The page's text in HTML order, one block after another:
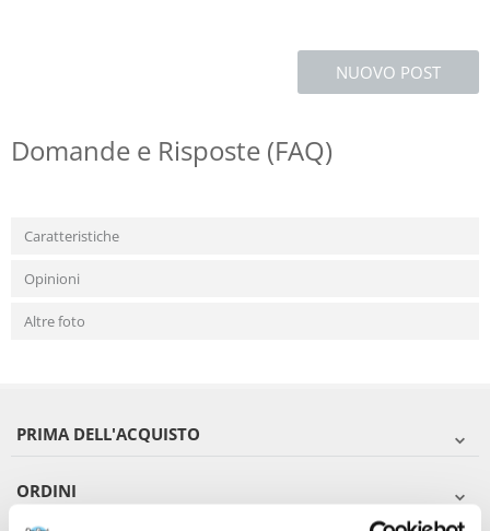
NUOVO POST
Domande e Risposte (FAQ)
Caratteristiche
Opinioni
Altre foto
PRIMA DELL'ACQUISTO
ORDINI